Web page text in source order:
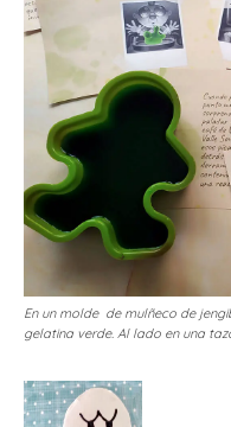
En un molde de mulñeco de
gelatina verde. Al lado en una